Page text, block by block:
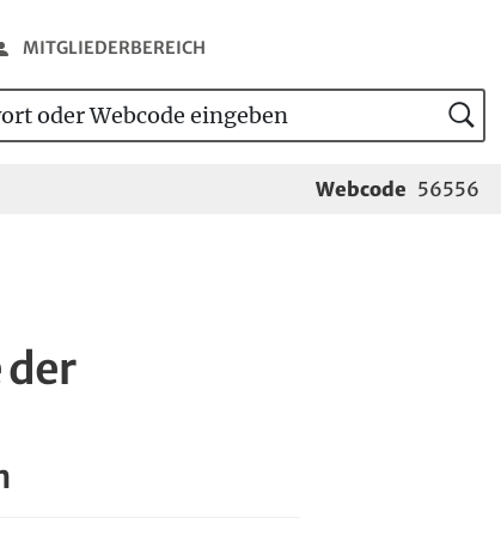
MITGLIEDERBEREICH
oder Webcode eingeben
Webcode 56556